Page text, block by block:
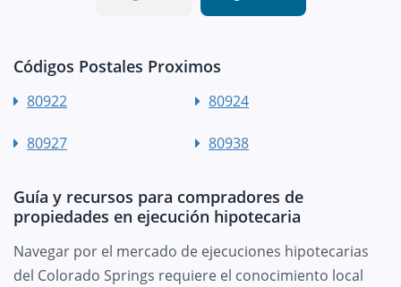
Códigos Postales Proximos
80922 80924
80927 80938
Guía y recursos para compradores de
propiedades en ejecución hipotecaria
Navegar por el mercado de ejecuciones hipotecarias
del Colorado Springs requiere el conocimiento local